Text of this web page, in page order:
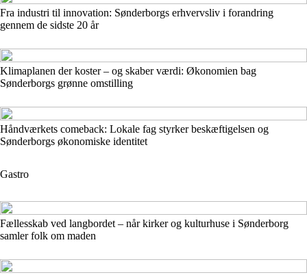
Fra industri til innovation: Sønderborgs erhvervsliv i forandring
gennem de sidste 20 år
Klimaplanen der koster – og skaber værdi: Økonomien bag
Sønderborgs grønne omstilling
Håndværkets comeback: Lokale fag styrker beskæftigelsen og
Sønderborgs økonomiske identitet
Gastro
Fællesskab ved langbordet – når kirker og kulturhuse i Sønderborg
samler folk om maden